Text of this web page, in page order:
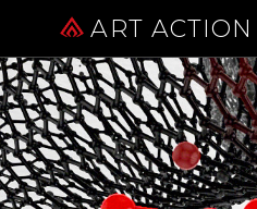
ART ACTION